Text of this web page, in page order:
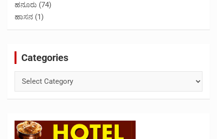
ಹನೂರು (74)
ಹಾಸನ (1)
Categories